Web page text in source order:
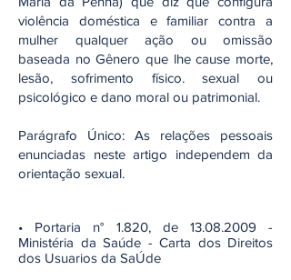
violência doméstica e familiar contra a
mulher qualquer ação ou omissão
baseada no Gênero que lhe cause morte,
lesão, sofrimento físico. sexual ou
psicológico e dano moral ou patrimonial.
Parágrafo Único: As relações pessoais
enunciadas neste artigo independem da
orientação sexual.
• Portaria n° 1.820, de 13.08.2009 -
Ministéria da Saúde - Carta dos Direitos
dos Usuarios da SaÚde